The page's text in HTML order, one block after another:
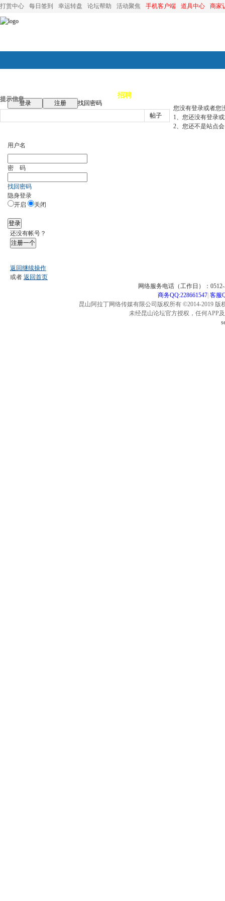
打赏中心 每日签到 幸运转盘 论坛帮助 活动聚焦 手机客户端 道具中心 商家
论坛首页 招聘
登录 注册
找回密码
帖子
提示信息
您没有登录或者您
1、您还没有登录
2、您还不是站点
用户名
密 码
找回密码
隐身登录
开启
关闭
登录
还没有帐号？
注册一个
返回继续操作
或者 返回首页
网络服务电话（工作日）：
商务QQ:228661547| 客服
昆山阿拉丁网络传媒有限公司版权所有 ©2014-2019
未经昆山论坛官方授权，任何APP